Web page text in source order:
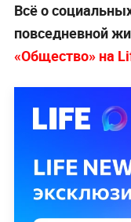
Всё о
повседневной
«Общество» на